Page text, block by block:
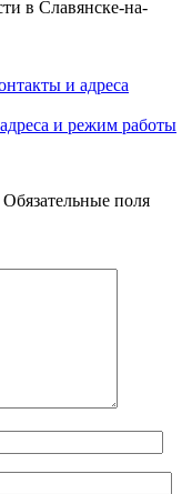
в Славянске-на-
и адреса
и режим работы
Обязательные поля